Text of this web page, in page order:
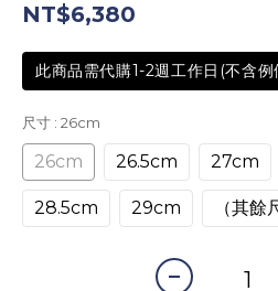
NT$6,380
此商品需代購1-2週工作日(不含例
尺寸 : 26cm
26cm 26.5cm 27cm
28.5cm 29cm （其餘